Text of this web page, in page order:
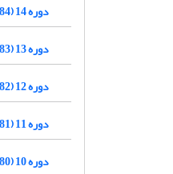
دوره 14 (1384)
دوره 13 (1383)
دوره 12 (1382)
دوره 11 (1381)
دوره 10 (1380)